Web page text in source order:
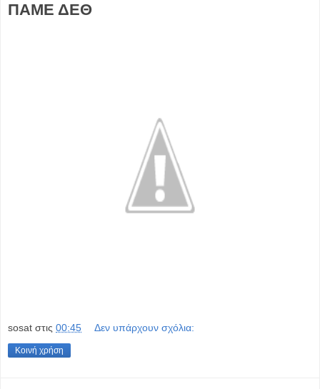
ΠΑΜΕ ΔΕΘ
sosat στις 00:45 Δεν υπάρχουν σχόλια:
Κοινή χρήση